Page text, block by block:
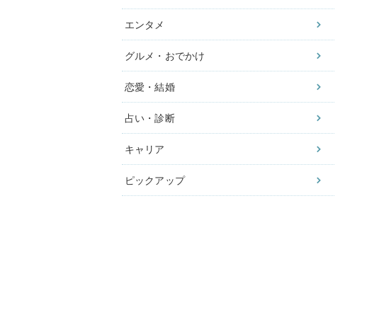
エンタメ
グルメ・おでかけ
恋愛・結婚
占い・診断
キャリア
ピックアップ